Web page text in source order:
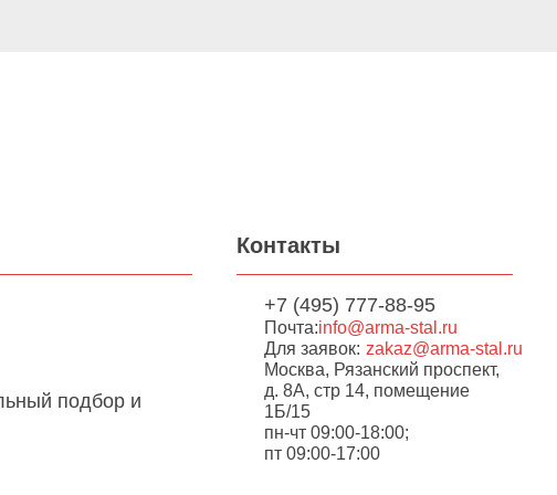
подбор и
Контакты
+7 (495) 777-88-95
Почта:info@arma-stal.ru
Для заявок: zakaz@arma-stal.ru
Москва, Рязанский проспект,
д. 8А, стр 14, помещение
1Б/15
пн-чт 09:00-18:00;
пт 09:00-17:00